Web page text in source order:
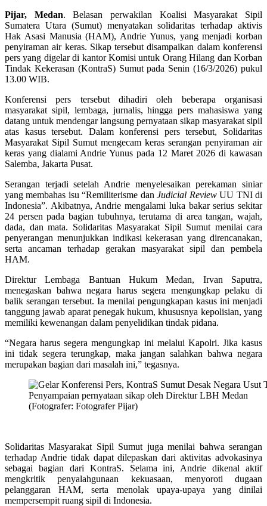
Pijar, Medan. Belasan perwakilan Koalisi Masyarakat Sipil
Sumatera Utara (Sumut) menyatakan solidaritas terhadap aktivis
Hak Asasi Manusia (HAM), Andrie Yunus, yang menjadi korban
penyiraman air keras. Sikap tersebut disampaikan dalam konferensi
pers yang digelar di kantor Komisi untuk Orang Hilang dan Korban
Tindak Kekerasan (KontraS) Sumut pada Senin (16/3/2026) pukul
13.00 WIB.
Konferensi pers tersebut dihadiri oleh beberapa organisasi
masyarakat sipil, lembaga, jurnalis, hingga pers mahasiswa yang
datang untuk mendengar langsung pernyataan sikap masyarakat sipil
atas kasus tersebut. Dalam konferensi pers tersebut, Solidaritas
Masyarakat Sipil Sumut mengecam keras serangan penyiraman air
keras yang dialami Andrie Yunus pada 12 Maret 2026 di kawasan
Salemba, Jakarta Pusat.
Serangan terjadi setelah Andrie menyelesaikan perekaman siniar
yang membahas isu “Remiliterisme danJudicial ReviewUU TNI di
Indonesia”. Akibatnya, Andrie mengalami luka bakar serius sekitar
24 persen pada bagian tubuhnya, terutama di area tangan, wajah,
dada, dan mata. Solidaritas Masyarakat Sipil Sumut menilai cara
penyerangan menunjukkan indikasi kekerasan yang direncanakan,
serta ancaman terhadap gerakan masyarakat sipil dan pembela
HAM.
Direktur Lembaga Bantuan Hukum Medan, Irvan Saputra,
menegaskan bahwa negara harus segera mengungkap pelaku di
balik serangan tersebut. Ia menilai pengungkapan kasus ini menjadi
tanggung jawab aparat penegak hukum, khususnya kepolisian, yang
memiliki kewenangan dalam penyelidikan tindak pidana.
“Negara harus segera mengungkap ini melalui Kapolri. Jika kasus
ini tidak segera terungkap, maka jangan salahkan bahwa negara
merupakan bagian dari masalah ini,” tegasnya.
Penyampaian pernyataan sikap oleh Direktur LBH Medan
(Fotografer: Fotografer Pijar)
Solidaritas Masyarakat Sipil Sumut juga menilai bahwa serangan
terhadap Andrie tidak dapat dilepaskan dari aktivitas advokasinya
sebagai bagian dari KontraS. Selama ini, Andrie dikenal aktif
mengkritik penyalahgunaan kekuasaan, menyoroti dugaan
pelanggaran HAM, serta menolak upaya-upaya yang dinilai
mempersempit ruang sipil di Indonesia.